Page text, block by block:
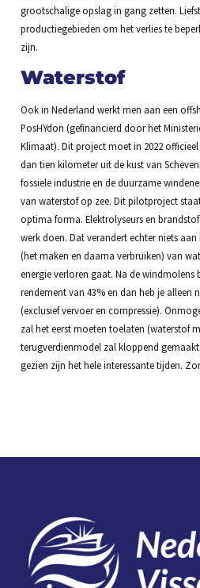
grootschalige opslag in gang zetten.
productiegebieden om het verlies te
zijn.
Waterstof
Ook in Nederland werkt men aan een
PosHYdon (gefinancierd door het
Klimaat). Dit project moet in 2022
dan tien kilometer uit de kust van
fossiele industrie en de duurzame
van waterstof op zee. Dit pilotproject
optima forma. Elektrolyseurs en
werk doen. Dat verandert echter niets
(het maken en daarna verbruiken) van
energie verloren gaat. Na de
rendement van 43% en dan heb je alleen
(exclusief vervoer en compressie).
zal het eerst moeten toelaten (waterstof
terugverdienmodel zal kloppend
gezien zijn het hele interessante tijden.